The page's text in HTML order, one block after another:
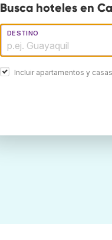
Busca hoteles en
DESTINO
Incluir apartamentos y casas